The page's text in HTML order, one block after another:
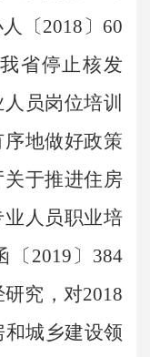
〔2018〕60
省停止核发
员岗位培训
地做好政策
于推进住房
人员职业培
〔2019〕384
究，对2018
城乡建设领